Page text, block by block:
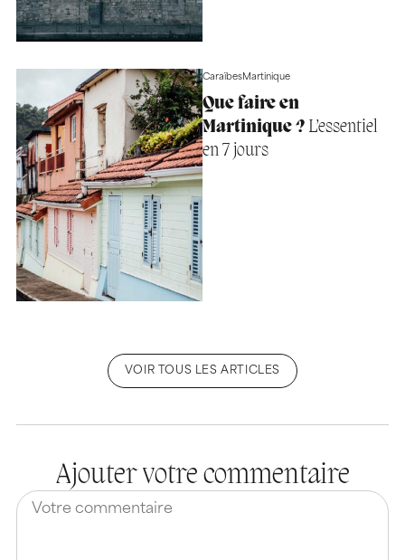
CaraïbesMartinique
Que faire en
Martinique ?L’essentiel
en 7 jours
VOIR TOUS LES ARTICLES
Ajouter votre commentaire